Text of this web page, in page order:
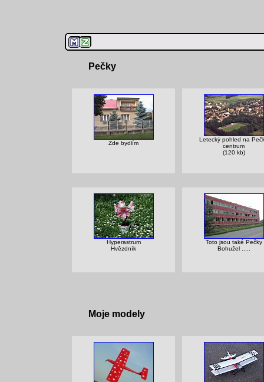
Pečky
Zde bydlím
Letecký pohled na
centrum
(120 kb)
Hyperastrum
Hvězdník
Toto jsou také Pečky
Bohužel .....
Moje modely